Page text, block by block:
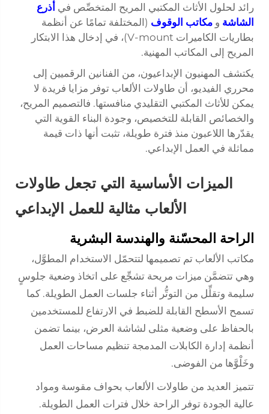
رائد لحلول الأثاث المكتبي المريح المتخصِّص في أذرع
الشاشة و مكاتب الوقوف (المختلفة تمامًا عن أنظمة
بطاريات الكاميرات V-mount)، في إدخال هذا الابتكار
المريح إلى المكاتب المهنية.
يكتشف المهنيون الإبداعيون، من الفنانين الرقميين إلى
محرري الفيديو، أن طاولات الألعاب توفر مزايا فريدة لا
يمكن للأثاث المكتبي التقليدي منافستها. فالتصميم المريح،
والخصائص القابلة للتخصيص، وجودة البناء القوية التي
يقدّرها اللاعبون منذ فترة طويلة، تثبت أنها ذات قيمة
مماثلة في العمل الإبداعي.
الميزات الأساسية التي تجعل طاولات
الألعاب مثالية للعمل الإبداعي
الراحة المحسّنة والهندسة البشرية
مكاتب الألعاب تم تصميمها لتتحمّل الاستخدام المطوَّل،
وهي تتضمَّن ميزات مريحة تشجِّع على اتخاذ وضعية جلوسٍ
سليمة وتقلِّل من التوتُّر أثناء جلسات العمل الطويلة. كما
تسمح الأسطح القابلة للضبط في الارتفاع للمستخدمين
بالحفاظ على وضعية مثلى لشاشة العرض، بينما تضمن
أنظمة إدارة الكابلات المدمجة تنظيم مساحات العمل
وخَلْوَّها من الفوضى.
تتميز العديد من طاولات الألعاب بحواف مقوسة ومواد
عالية الجودة توفر الراحة خلال فترات العمل الطويلة.